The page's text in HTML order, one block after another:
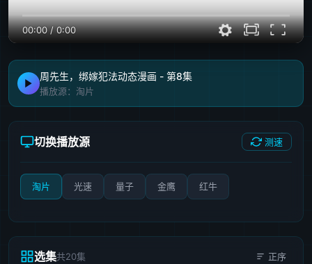
00:00/0:00
周先生，绑嫁犯法动态漫画 - 第8集
播放源：淘片
切换播放源 测速
淘片 光速 量子 金鹰 红牛
选集共20集 正序